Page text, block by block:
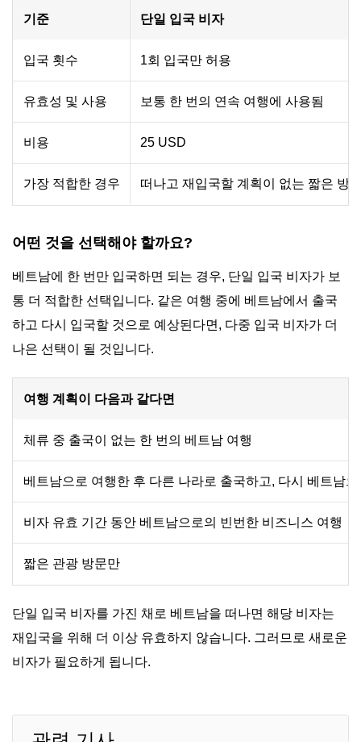
기준 단일 입국 비자
입국 횟수 1회 입국만 허용
유효성 및 사용 보통 한 번의 연속 여행에 사용됨
비용 25 USD
가장 적합한 경우 떠나고 재입국할 계획이 없는 짧은 방
어떤 것을 선택해야 할까요?
베트남에 한 번만 입국하면 되는 경우, 단일 입국 비자가 보
통 더 적합한 선택입니다. 같은 여행 중에 베트남에서 출국
하고 다시 입국할 것으로 예상된다면, 다중 입국 비자가 더
나은 선택이 될 것입니다.
여행 계획이 다음과 같다면
체류 중 출국이 없는 한 번의 베트남 여행
베트남으로 여행한 후 다른 나라로 출국하고, 다시 베트남
비자 유효 기간 동안 베트남으로의 빈번한 비즈니스 여행
짧은 관광 방문만
단일 입국 비자를 가진 채로 베트남을 떠나면 해당 비자는
재입국을 위해 더 이상 유효하지 않습니다. 그러므로 새로운
비자가 필요하게 됩니다.